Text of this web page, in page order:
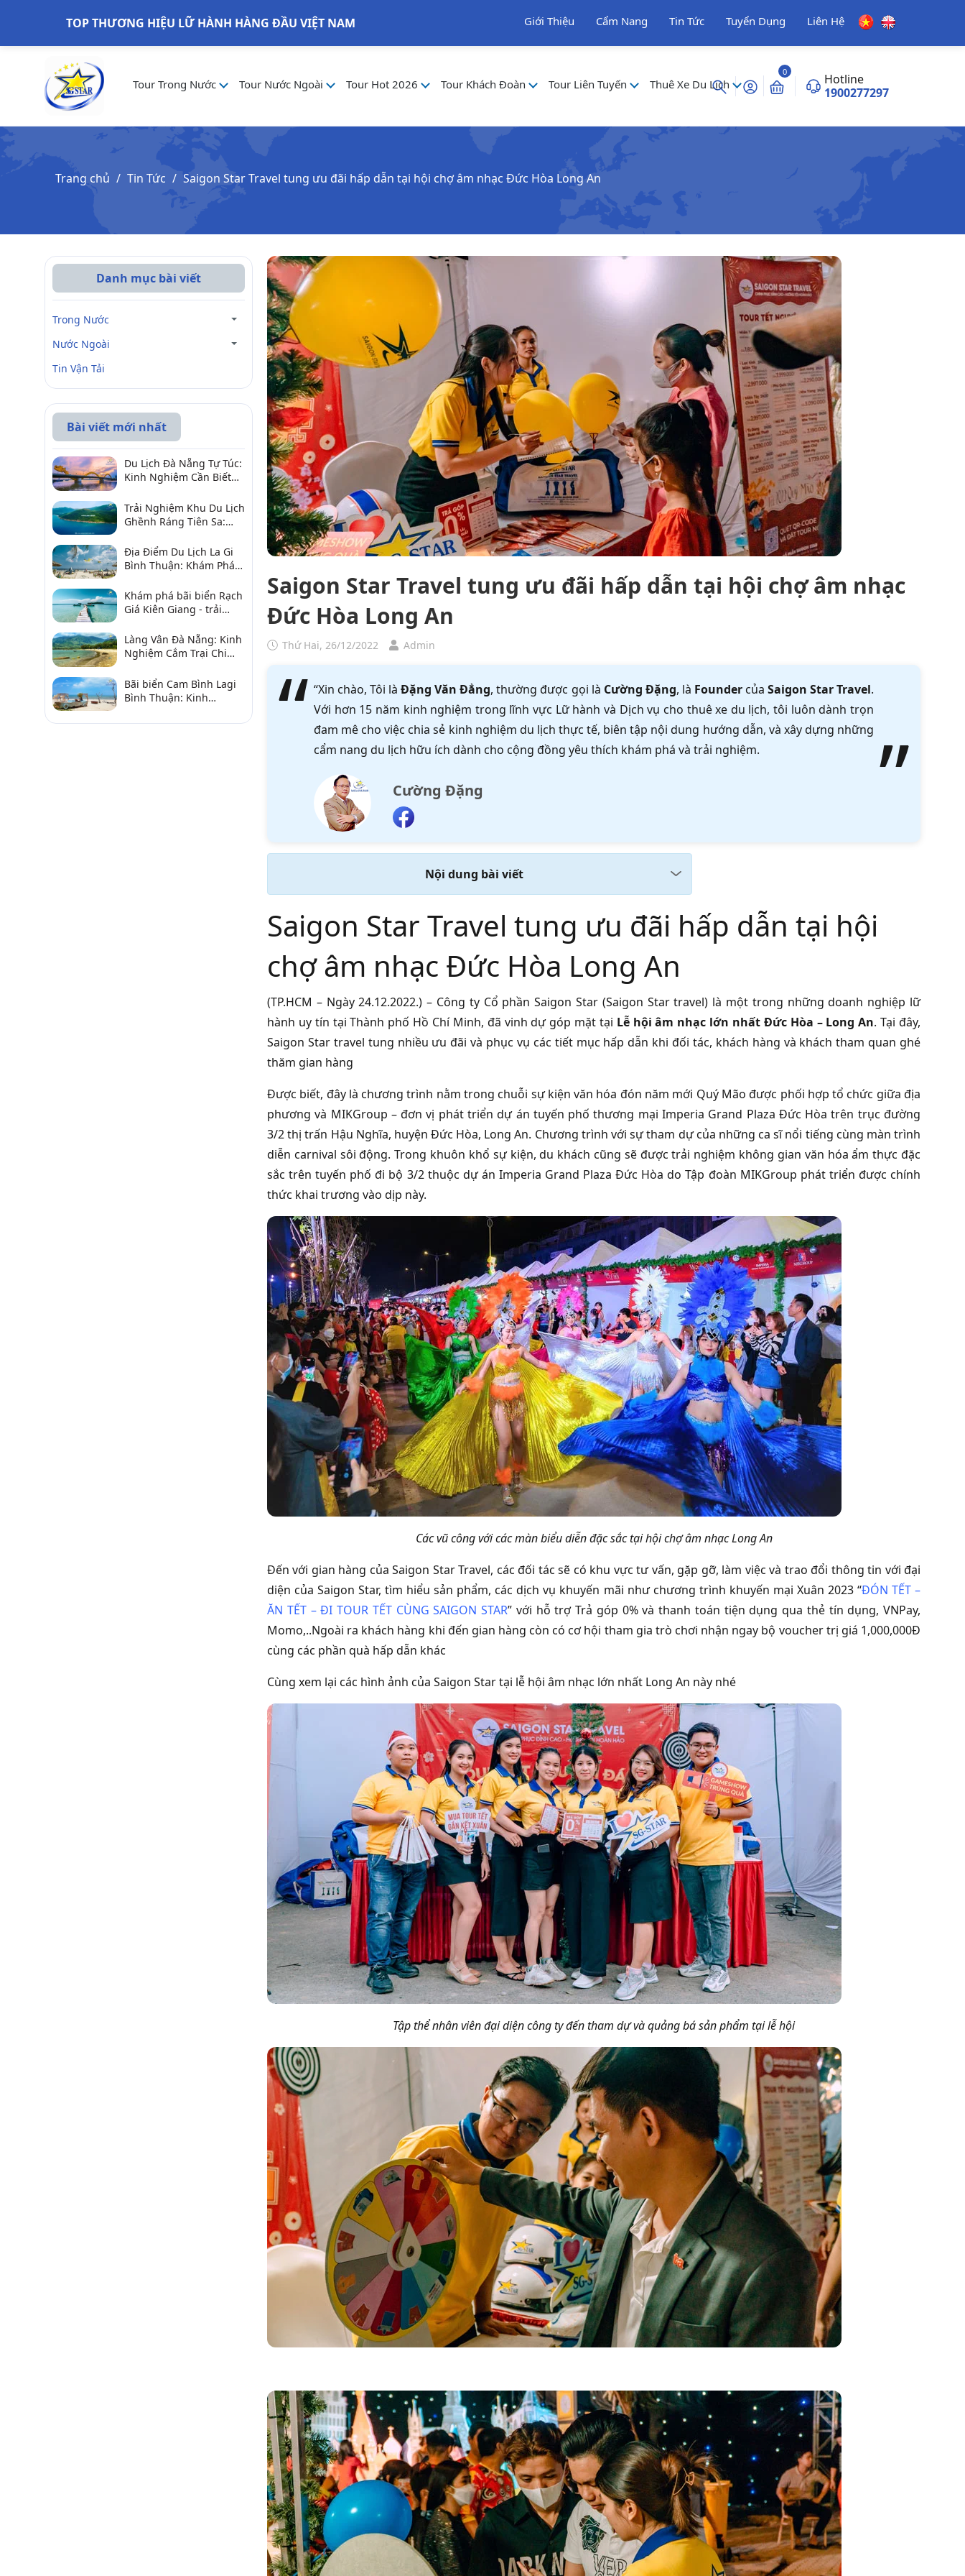
TOP THƯƠNG HIỆU LỮ HÀNH HÀNG ĐẦU VIỆT NAM Giới Thiệu Cẩm Nang Tin Tức Tuyển Dụng Liên Hệ
Tour Trong Nước Tour Nước Ngoài Tour Hot 2026 Tour Khách Đoàn Tour Liên Tuyến Thuê Xe Du Lịch
0
Hotline
1900277297
Trang chủ Tin Tức Saigon Star Travel tung ưu đãi hấp dẫn tại hội chợ âm nhạc Đức Hòa Long An
Saigon Star Travel tung ưu đãi hấp dẫn tại hội chợ âm nhạc
Đức Hòa Long An
Thứ Hai, 26/12/2022 Admin
“Xin chào, Tôi làĐặng Văn Đẳng, thường được gọi là Cường Đặng, là Foundercủa Saigon Star Travel.
Với hơn 15 năm kinh nghiệm trong lĩnh vực Lữ hành và Dịch vụ cho thuê xe du lịch, tôi luôn dành trọn
đam mê cho việc chia sẻ kinh nghiệm du lịch thực tế, biên tập nội dung hướng dẫn, và xây dựng những
cẩm nang du lịch hữu ích dành cho cộng đồng yêu thích khám phá và trải nghiệm.
Cường Đặng
Nội dung bài viết
Saigon Star Travel tung ưu đãi hấp dẫn tại hội
chợ âm nhạc Đức Hòa Long An
(TP.HCM – Ngày 24.12.2022.) – Công ty Cổ phần Saigon Star (Saigon Star travel) là một trong những doanh nghiệp lữ
hành uy tín tại Thành phố Hồ Chí Minh, đã vinh dự góp mặt tại Lễ hội âm nhạc lớn nhất Đức Hòa – Long An. Tại đây,
Saigon Star travel tung nhiều ưu đãi và phục vụ các tiết mục hấp dẫn khi đối tác, khách hàng và khách tham quan ghé
thăm gian hàng
Được biết, đây là chương trình nằm trong chuỗi sự kiện văn hóa đón năm mới Quý Mão được phối hợp tổ chức giữa địa
phương và MIKGroup – đơn vị phát triển dự án tuyến phố thương mại Imperia Grand Plaza Đức Hòa trên trục đường
3/2 thị trấn Hậu Nghĩa, huyện Đức Hòa, Long An. Chương trình với sự tham dự của những ca sĩ nổi tiếng cùng màn trình
diễn carnival sôi động. Trong khuôn khổ sự kiện, du khách cũng sẽ được trải nghiệm không gian văn hóa ẩm thực đặc
sắc trên tuyến phố đi bộ 3/2 thuộc dự án Imperia Grand Plaza Đức Hòa do Tập đoàn MIKGroup phát triển được chính
thức khai trương vào dịp này.
Các vũ công với các màn biểu diễn đặc sắc tại hội chợ âm nhạc Long An
Đến với gian hàng của Saigon Star Travel, các đối tác sẽ có khu vực tư vấn, gặp gỡ, làm việc và trao đổi thông tin với đại
diện của Saigon Star, tìm hiểu sản phẩm, các dịch vụ khuyến mãi như chương trình khuyến mại Xuân 2023 “ĐÓN TẾT –
ĂN TẾT – ĐI TOUR TẾT CÙNG SAIGON STAR” với hỗ trợ Trả góp 0% và thanh toán tiện dụng qua thẻ tín dụng, VNPay,
Momo,..Ngoài ra khách hàng khi đến gian hàng còn có cơ hội tham gia trò chơi nhận ngay bộ voucher trị giá 1,000,000Đ
cùng các phần quà hấp dẫn khác
Cùng xem lại các hình ảnh của Saigon Star tại lễ hội âm nhạc lớn nhất Long An này nhé
Tập thể nhân viên đại diện công ty đến tham dự và quảng bá sản phẩm tại lễ hội
Danh mục bài viết
Trong Nước
Nước Ngoài
Tin Vận Tải
Bài viết mới nhất
Du Lịch Đà Nẵng Tự Túc:
Kinh Nghiệm Cần Biết
Vời
Trải Nghiệm Khu Du Lịch
Ghềnh Ráng Tiên Sa:
Qua
Địa Điểm Du Lịch La Gi
Bình Thuận: Khám Phá 6
2026
Khám phá bãi biển Rạch
Giá Kiên Giang - trải
Làng Vân Đà Nẵng: Kinh
Nghiệm Cắm Trại Chi
Bãi biển Cam Bình Lagi
Bình Thuận: Kinh
sản, điểm gần